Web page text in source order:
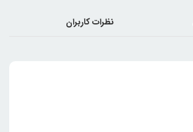
نظرات کاربران